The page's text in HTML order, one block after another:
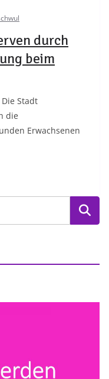
durch
beim
Stadt
die
Erwachsenen